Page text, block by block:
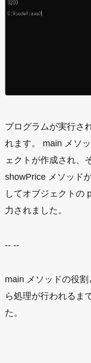
プログラムが実行さ
れます。 main メソ
ェクトが作成され、
showPrice メソッド
してオブジェクトの
力されました。
-- --
main メソッドの役
ら処理が行われるま
た。